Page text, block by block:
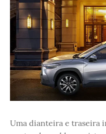
Uma dianteira e traseira